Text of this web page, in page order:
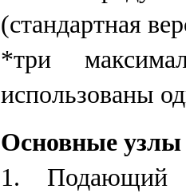
(стандартная
*три
использованы
Основные узлы
1. Подающий